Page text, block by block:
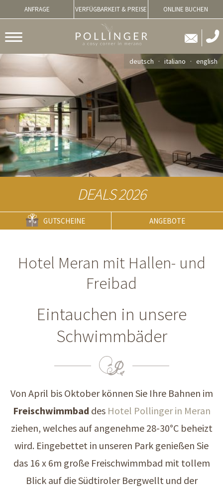
ANFRAGE VERFÜGBARKEIT & PREISE ONLINE BUCHEN
deutsch italiano english
DEALS 2026
GUTSCHEINE ANGEBOTE
Hotel Meran mit Hallen- und
Freibad
Eintauchen in unsere
Schwimmbäder
Von April bis Oktober können Sie Ihre Bahnen im
Freischwimmbad des Hotel Pollinger in Meran
ziehen, welches auf angenehme 28-30°C beheizt
wird. Eingebettet in unseren Park genießen Sie
das 16 x 6m große Freischwimmbad mit tollem
Blick auf die Südtiroler Bergwellt und der